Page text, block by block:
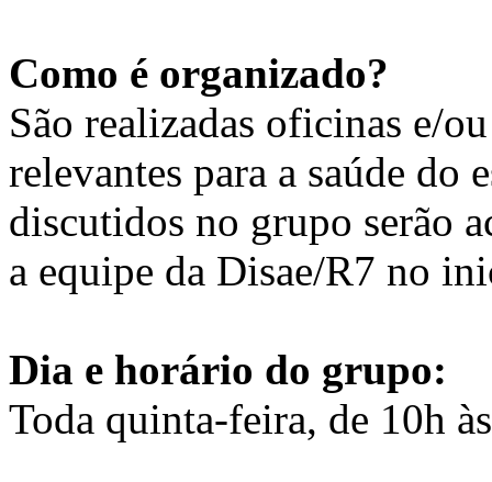
Como é organizado?
São realizadas oficinas e/
relevantes para a saúde do
discutidos no grupo serão
a equipe da Disae/R7 no
Dia e horário do grupo:
Toda quinta-feira, de 10h